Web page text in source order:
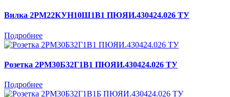
Вилка 2РМ22КУН10Ш1В1 ПЮЯИ.430424.026 ТУ
Подробнее
Розетка 2РМ30Б32Г1В1 ПЮЯИ.430424.026 ТУ
Подробнее